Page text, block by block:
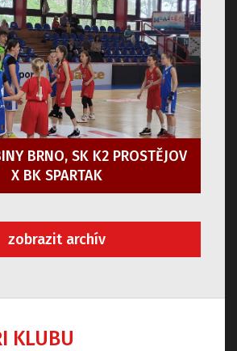
BRNO, SK K2 PROSTĚJOV
X BK SPARTAK
zobrazit archív
KLUBU